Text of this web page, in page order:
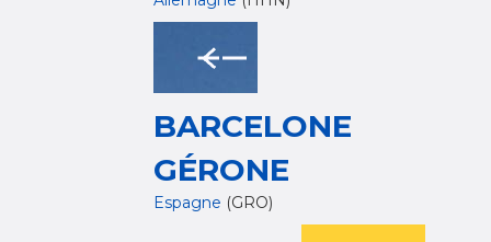
BARCELONE
GÉRONE
Espagne (GRO)